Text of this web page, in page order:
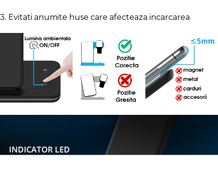
3. Evitati anumite huse care afecteaza incarcarea